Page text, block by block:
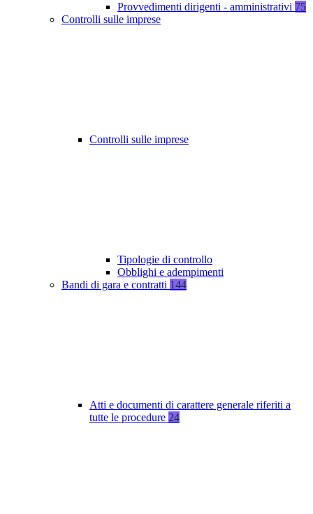
Provvedimenti dirigenti - amministrativi 75
Controlli sulle imprese
Controlli sulle imprese
Tipologie di controllo
Obblighi e adempimenti
Bandi di gara e contratti 144
Atti e documenti di carattere generale riferiti a
tutte le procedure 24